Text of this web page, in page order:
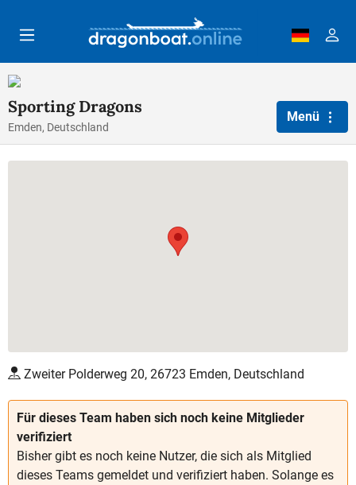
Sporting Dragons
Emden, Deutschland
Menü
Für dieses Team haben sich noch keine Mitglieder
verifiziert
Bisher gibt es noch keine Nutzer, die sich als Mitglied
dieses Teams gemeldet und verifiziert haben. Solange es
Zweiter Polderweg 20, 26723 Emden, Deutschland